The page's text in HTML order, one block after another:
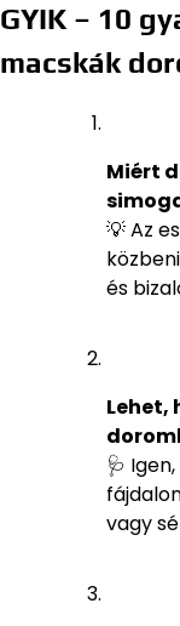
GYIK – 10
macskák
Miért
💡 Az
és
Lehet,
🩺
vagy